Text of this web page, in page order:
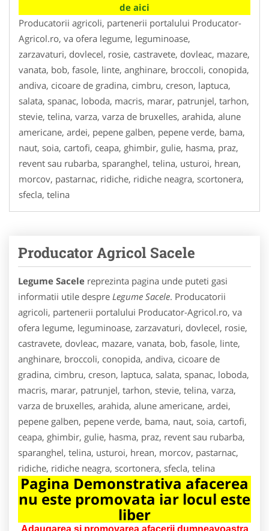
de aici
Producatorii agricoli, partenerii portalului Producator-
Agricol.ro, va ofera legume, leguminoase,
zarzavaturi, dovlecel, rosie, castravete, dovleac, mazare,
vanata, bob, fasole, linte, anghinare, broccoli, conopida,
andiva, cicoare de gradina, cimbru, creson, laptuca,
salata, spanac, loboda, macris, marar, patrunjel, tarhon,
stevie, telina, varza, varza de bruxelles, arahida, alune
americane, ardei, pepene galben, pepene verde, bama,
naut, soia, cartofi, ceapa, ghimbir, gulie, hasma, praz,
revent sau rubarba, sparanghel, telina, usturoi, hrean,
morcov, pastarnac, ridiche, ridiche neagra, scortonera,
sfecla, telina
Producator Agricol Sacele
Legume Sacele reprezinta pagina unde puteti gasi
informatii utile despre Legume Sacele. Producatorii
agricoli, partenerii portalului Producator-Agricol.ro, va
ofera legume, leguminoase, zarzavaturi, dovlecel, rosie,
castravete, dovleac, mazare, vanata, bob, fasole, linte,
anghinare, broccoli, conopida, andiva, cicoare de
gradina, cimbru, creson, laptuca, salata, spanac, loboda,
macris, marar, patrunjel, tarhon, stevie, telina, varza,
varza de bruxelles, arahida, alune americane, ardei,
pepene galben, pepene verde, bama, naut, soia, cartofi,
ceapa, ghimbir, gulie, hasma, praz, revent sau rubarba,
sparanghel, telina, usturoi, hrean, morcov, pastarnac,
ridiche, ridiche neagra, scortonera, sfecla, telina
Pagina Demonstrativa afacerea
nu este promovata iar locul este
liber
Adaugarea si promovarea afacerii dumneavoastra